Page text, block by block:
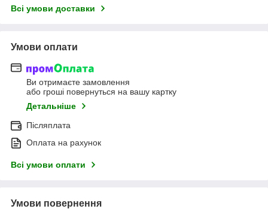
Всі умови доставки
Умови оплати
Ви отримаєте замовлення
або гроші повернуться на вашу картку
Детальніше
Післяплата
Оплата на рахунок
Всі умови оплати
Умови повернення